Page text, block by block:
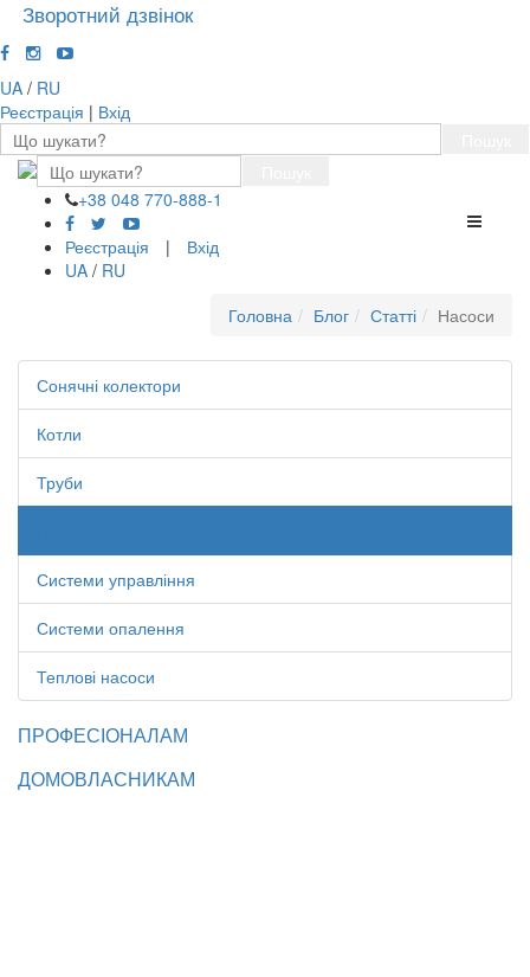
Зворотний дзвінок
UA / RU
Реєстрація | Вхід
+38 048 770-888-1
Реєстрація
|
Вхід
UA / RU
Головна Блог Статті Насоси
Сонячні колектори
Котли
Труби
Системи управління
Системи опалення
Теплові насоси
ПРОФЕСІОНАЛАМ
ДОМОВЛАСНИКАМ